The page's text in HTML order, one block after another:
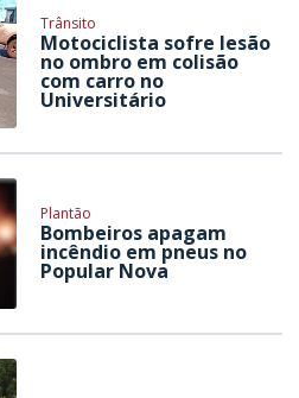
Trânsito
Motociclista sofre lesão
no ombro em colisão
com carro no
Universitário
Plantão
Bombeiros apagam
incêndio em pneus no
Popular Nova